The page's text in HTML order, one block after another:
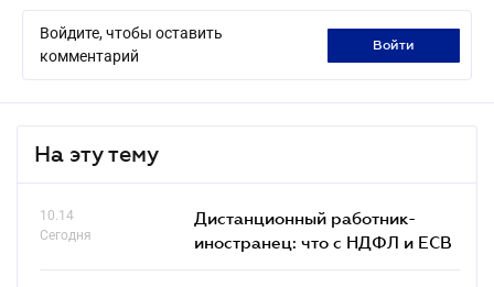
Войдите, чтобы оставить
комментарий
войти
На эту тему
10.14
Сегодня
Дистанционный работник-
иностранец: что с НДФЛ и ЕСВ